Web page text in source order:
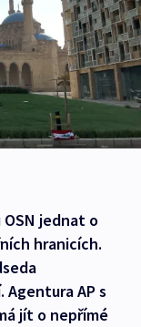
jednat o
hranicích.
AP s
jít o nepřímé